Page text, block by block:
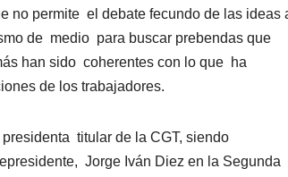
no permite el debate fecundo de las ideas
de medio para buscar prebendas que
han sido coherentes con lo que ha
de los trabajadores.
titular de la CGT, siendo
Jorge Iván Diez en la Segunda